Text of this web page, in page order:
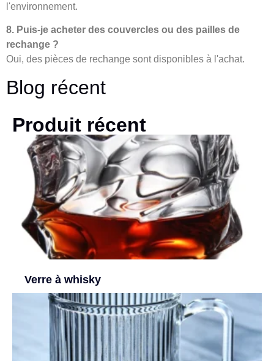
l'environnement.
8. Puis-je acheter des couvercles ou des pailles de
rechange ?
Oui, des pièces de rechange sont disponibles à l'achat.
Blog récent
Produit récent
Verre à whisky